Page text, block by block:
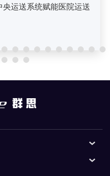
运送系统赋能医院运送